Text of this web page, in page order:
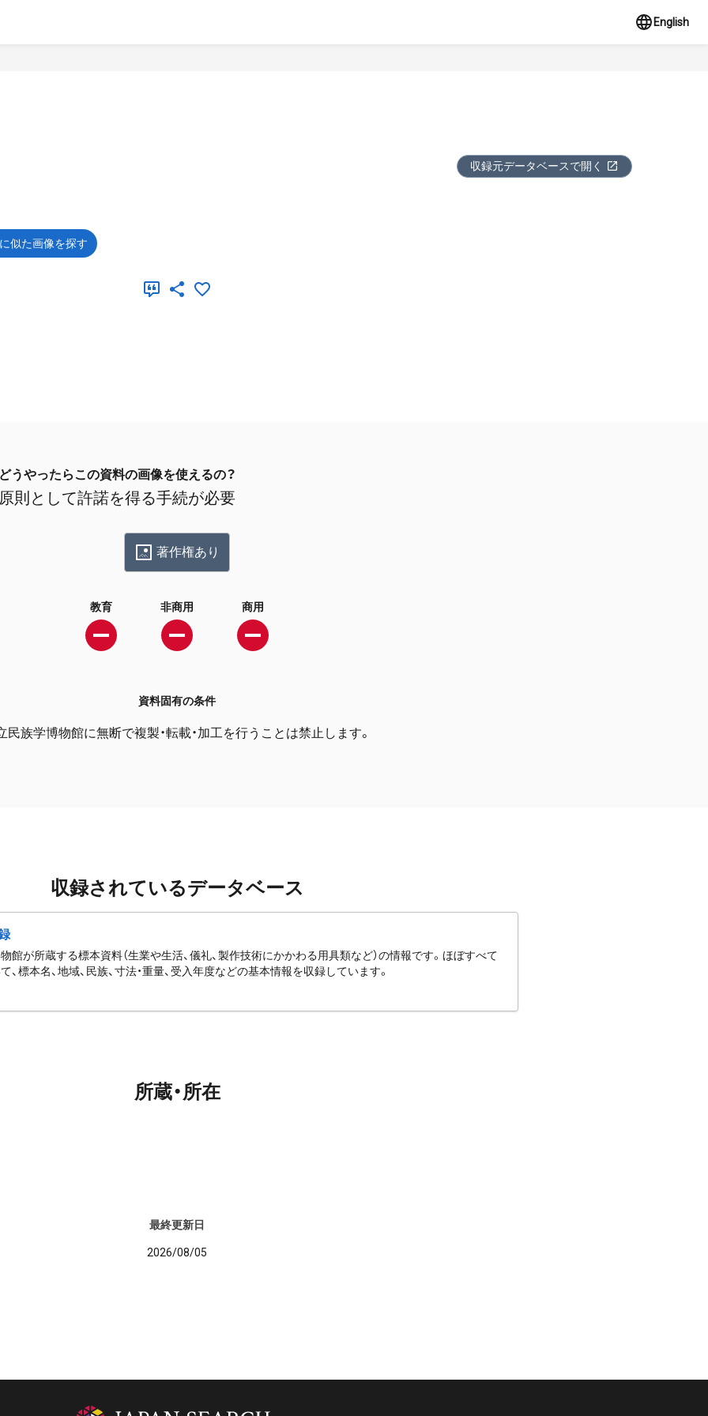
English
収録元データベースで開く
似た画像を探す
どうやったらこの資料の画像を使えるの？
原則として許諾を得る手続が必要
著作権あり
教育 非商用 商用
資料固有の条件
民族学博物館に無断で複製・転載・加工を行うことは禁止します。
収録されているデータベース
館が所蔵する標本資料（生業や生活、儀礼、製作技術にかかわる用具類など）の情報です。ほぼすべて
、標本名、地域、民族、寸法・重量、受入年度などの基本情報を収録しています。
所蔵・所在
最終更新日
2026/08/05